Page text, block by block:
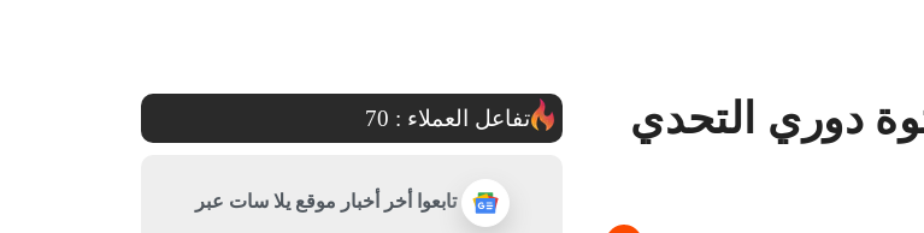
دوري التحدي
تفاعل العملاء : 70
تابعوا أخر أخبار موقع يلا سات عبر